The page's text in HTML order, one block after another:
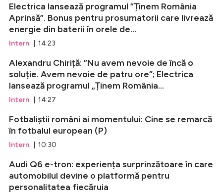
Electrica lansează programul ”Ținem România
Aprinsă”. Bonus pentru prosumatorii care livrează
energie din baterii în orele de...
Intern | 14:23
Alexandru Chiriță: ”Nu avem nevoie de încă o
soluție. Avem nevoie de patru ore”; Electrica
lansează programul „Ținem România...
Intern | 14:27
Fotbaliștii români ai momentului: Cine se remarcă
în fotbalul european (P)
Intern | 10:30
Audi Q6 e-tron: experiența surprinzătoare în care
automobilul devine o platformă pentru
personalitatea fiecăruia